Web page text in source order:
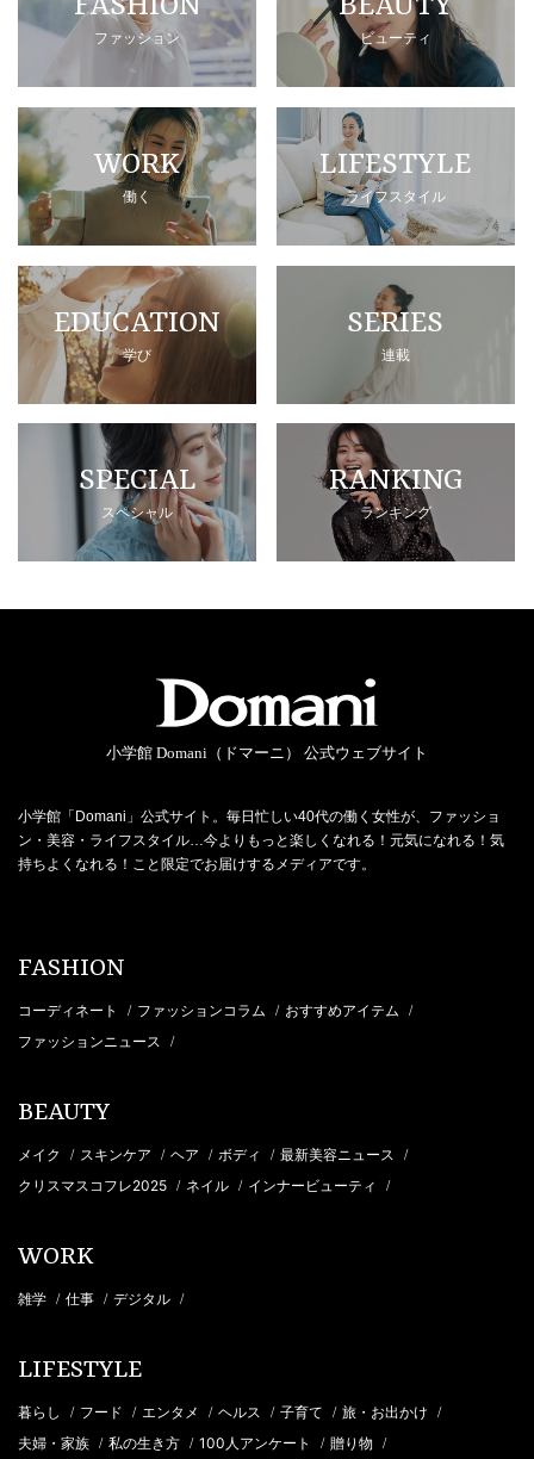
ファッション ビューティ
WORK
働く
LIFESTYLE
ライフスタイル
EDUCATION
学び
SERIES
連載
SPECIAL
スペシャル
RANKING
ランキング
小学館 Domani（ドマーニ） 公式ウェブサイト
小学館「Domani」公式サイト。毎日忙しい40代の働く女性が、ファッショ
ン・美容・ライフスタイル…今よりもっと楽しくなれる！元気になれる！気
持ちよくなれる！こと限定でお届けするメディアです。
FASHION
コーディネート / ファッションコラム / おすすめアイテム /
ファッションニュース /
BEAUTY
メイク / スキンケア / ヘア / ボディ / 最新美容ニュース /
クリスマスコフレ2025 / ネイル / インナービューティ /
WORK
雑学 / 仕事 / デジタル /
LIFESTYLE
暮らし / フード / エンタメ / ヘルス / 子育て / 旅・お出かけ /
夫婦・家族 / 私の生き方 / 100人アンケート / 贈り物 /